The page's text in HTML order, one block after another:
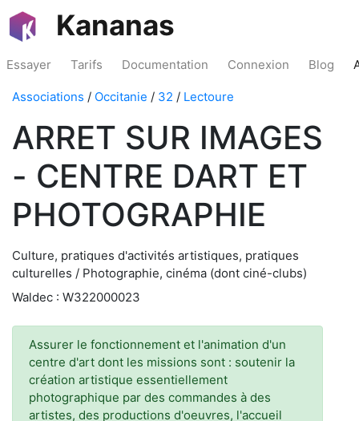
Kananas
Essayer Tarifs Documentation Connexion Blog
Associations / Occitanie / 32 / Lectoure
ARRET SUR IMAGES
- CENTRE DART ET
PHOTOGRAPHIE
Culture, pratiques d'activités artistiques, pratiques
culturelles / Photographie, cinéma (dont ciné-clubs)
Waldec : W322000023
Assurer le fonctionnement et l'animation d'un
centre d'art dont les missions sont : soutenir la
création artistique essentiellement
photographique par des commandes à des
artistes, des productions d'oeuvres, l'accueil